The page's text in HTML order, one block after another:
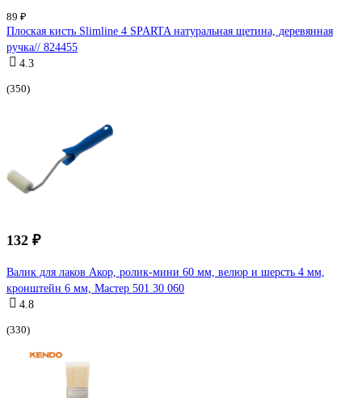
89 ₽
Плоская кисть Slimline 4 SPARTA натуральная щетина, деревянная
ручка// 824455
4.3
(350)
132 ₽
Валик для лаков Акор, ролик-мини 60 мм, велюр и шерсть 4 мм,
кронштейн 6 мм, Мастер 501 30 060
4.8
(330)